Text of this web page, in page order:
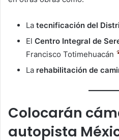
La tecnificación del
El Centro Integral de
Francisco Totimehuacán
La rehabilitación de
Colocarán
autopista